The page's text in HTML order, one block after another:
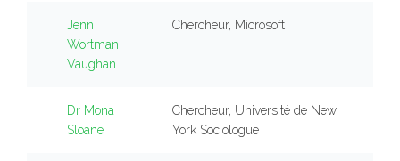
Jenn
Wortman
Vaughan
Chercheur, Microsoft
Dr Mona
Sloane
Chercheur, Université de New
York Sociologue